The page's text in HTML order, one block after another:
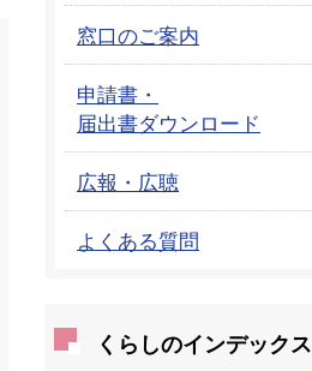
窓口のご案内
申請書・
届出書ダウンロード
広報・広聴
よくある質問
くらしのインデックス